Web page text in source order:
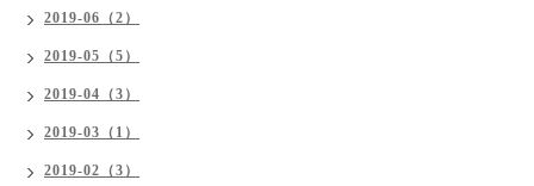
2019-06（2）
2019-05（5）
2019-04（3）
2019-03（1）
2019-02（3）